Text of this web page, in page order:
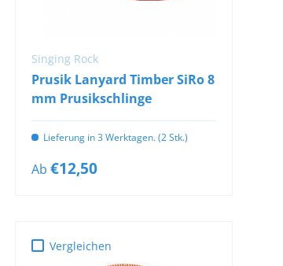
Singing Rock
Prusik Lanyard Timber SiRo 8
mm Prusikschlinge
Lieferung in 3 Werktagen. (2 Stk.)
Ab €12,50
Vergleichen